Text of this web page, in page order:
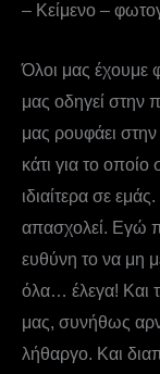
– Κείμενο –
Όλοι μας έχουμε
μας οδηγεί στην
μας ρουφάει στην
κάτι για το οποίο
ιδιαίτερα σε
απασχολεί. Εγώ
ευθύνη το να μη
όλα… έλεγα! Και
μας, συνήθως
λήθαργο. Και